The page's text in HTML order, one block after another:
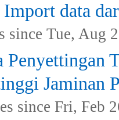
Import data
since Tue, Aug
Penyettingan
Jaminan
since Fri, Feb